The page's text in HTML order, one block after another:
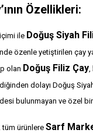
Özellikleri:
ile Doğuş Siyah
özenle yetiştirilen çay
olan Doğuş Filiz Çay,
dolayı Doğuş
bulunmayan ve özel
tüm ürünlere Sarf